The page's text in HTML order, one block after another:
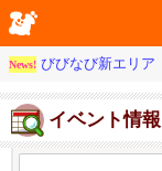
News! びびなび新エリア
イベント情報